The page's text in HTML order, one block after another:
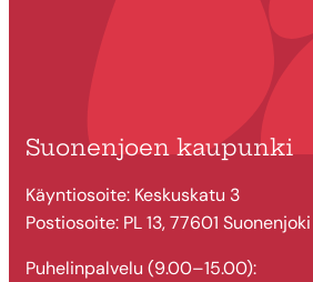
Suonenjoen kaupunki
Käyntiosoite: Keskuskatu 3
Postiosoite: PL 13, 77601 Suonenjoki
Puhelinpalvelu (9.00–15.00):